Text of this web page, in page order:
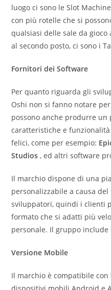
luogo ci sono le Slot
con più rotelle che si
qualsiasi delle sale da
al secondo posto, ci sono i
Fornitori dei Software
Per quanto riguarda gli
Oshi non si fanno notare
possono anche produrre un
caratteristiche e
felici, come per esempio:
Studios, ed altri software
Il marchio dispone di una
personalizzabile a causa
sviluppatori, quindi i clienti
formato che si adatti più
personale. Il gruppo include
Versione Mobile
Il marchio è compatibile